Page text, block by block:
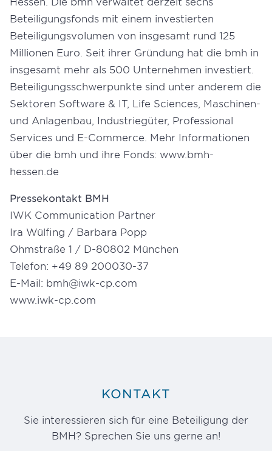
Beteiligungsfonds mit einem investierten
Beteiligungsvolumen von insgesamt rund 125
Millionen Euro. Seit ihrer Gründung hat die bmh in
insgesamt mehr als 500 Unternehmen investiert.
Beteiligungsschwerpunkte sind unter anderem die
Sektoren Software & IT, Life Sciences, Maschinen-
und Anlagenbau, Industriegüter, Professional
Services und E-Commerce. Mehr Informationen
über die bmh und ihre Fonds: www.bmh-
hessen.de
Pressekontakt BMH
IWK Communication Partner
Ira Wülfing / Barbara Popp
Ohmstraße 1 / D-80802 München
Telefon: +49 89 200030-37
E-Mail: bmh@iwk-cp.com
www.iwk-cp.com
KONTAKT
Sie interessieren sich für eine Beteiligung der
BMH? Sprechen Sie uns gerne an!